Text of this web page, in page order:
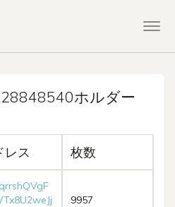
ホルダー
レス 枚数
9957